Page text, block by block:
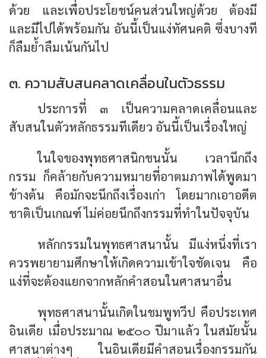
ด้วย และเพื่อประโยชน์คนส่วนใหญ่ด้วย ต้องมี
และมีไปได้พร้อมกัน อันนี้เป็นแง่ทัศนคติ ซึ่งบางที
ก็ลืมย้ำลืมเน้นกันไป
๓. ความสับสนคลาดเคลื่อนในตัวธรรม
ประการที่ ๓ เป็นความคลาดเคลื่อนและ
สับสนในตัวหลักธรรมทีเดียว อันนี้เป็นเรื่องใหญ่
ในใจของพุทธศาสนิกชนนั้น เวลานึกถึง
กรรม ก็คล้ายกับความหมายที่อาตมภาพได้พูดมา
ข้างต้น คือมักจะนึกถึงเรื่องเก่า โดยมากเอาอดีต
ชาติเป็นเกณฑ์ ไม่ค่อยนึกถึงกรรมที่ทำในปัจจุบัน
หลักกรรมในพุทธศาสนานั้น มีแง่หนึ่งที่เรา
ควรพยายามศึกษาให้เกิดความเข้าใจชัดเจน คือ
แง่ที่จะต้องแยกจากหลักคำสอนในศาสนาอื่น
พุทธศาสนานั้นเกิดในชมพูทวีป คือประเทศ
อินเดีย เมื่อประมาณ ๒๕๐๐ ปีมาแล้ว ในสมัยนั้น
ศาสนาต่างๆ ในอินเดียมีคำสอนเรื่องกรรมกัน